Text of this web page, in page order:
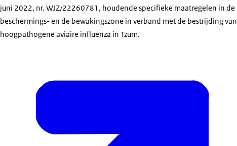
juni 2022, nr. WJZ/22260781, houdende specifieke maatregelen in de
beschermings- en de bewakingszone in verband met de bestrijding van
hoogpathogene aviaire influenza in Tzum.